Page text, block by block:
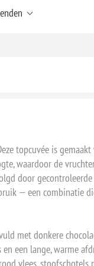
topcuvée is
waardoor de
door
— een combinatie
met donkere
een lange, warme